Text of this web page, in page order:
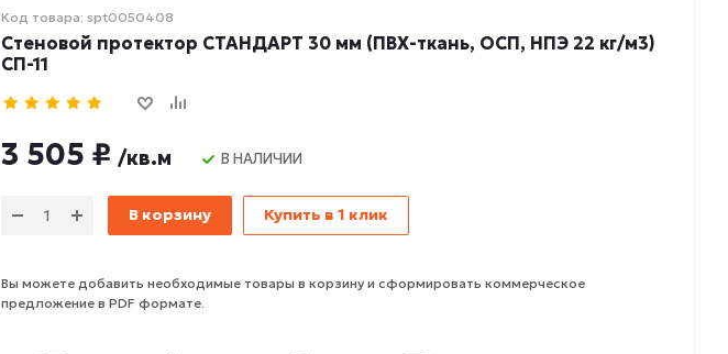
Код товара: spt0050408
Стеновой протектор СТАНДАРТ 30 мм (ПВХ-ткань, ОСП, НПЭ 22 кг/м3)
СП-11
3 505 ₽ /кв.м В НАЛИЧИИ
В корзину Купить в 1 клик
Вы можете добавить необходимые товары в корзину и сформировать коммерческое
предложение в PDF формате.